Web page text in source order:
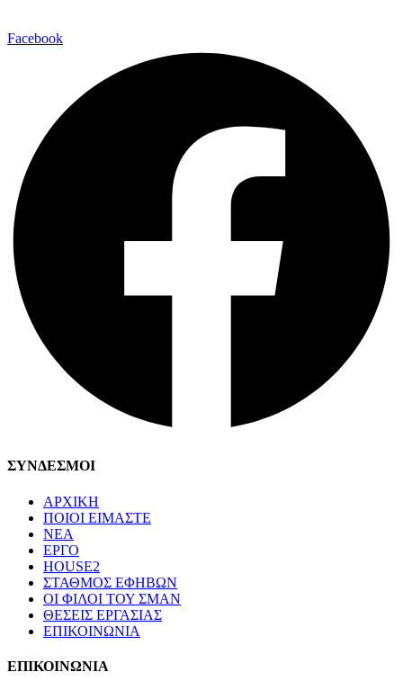
Facebook
ΣΥΝΔΕΣΜΟΙ
ΑΡΧΙΚΗ
ΠΟΙΟΙ ΕΙΜΑΣΤΕ
ΝΕΑ
ΕΡΓΟ
HOUSE2
ΣΤΑΘΜΟΣ ΕΦΗΒΩΝ
ΟΙ ΦΙΛΟΙ ΤΟΥ ΣΜΑΝ
ΘΕΣΕΙΣ ΕΡΓΑΣΙΑΣ
ΕΠΙΚΟΙΝΩΝΙΑ
ΕΠΙΚΟΙΝΩΝΙΑ